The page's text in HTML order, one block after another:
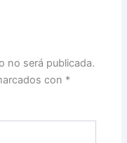
no será publicada.
con *